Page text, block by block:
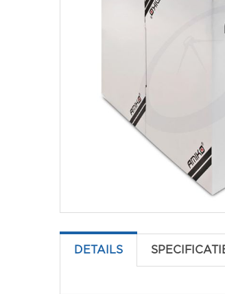
DETAILS